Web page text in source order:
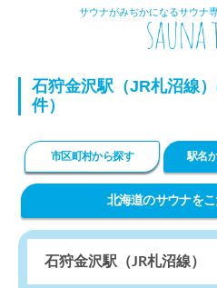
サウナがみぢかになるサウナ
石狩金沢駅（JR札沼線
件）
市区町村から探す 駅名
北海道のサウナを